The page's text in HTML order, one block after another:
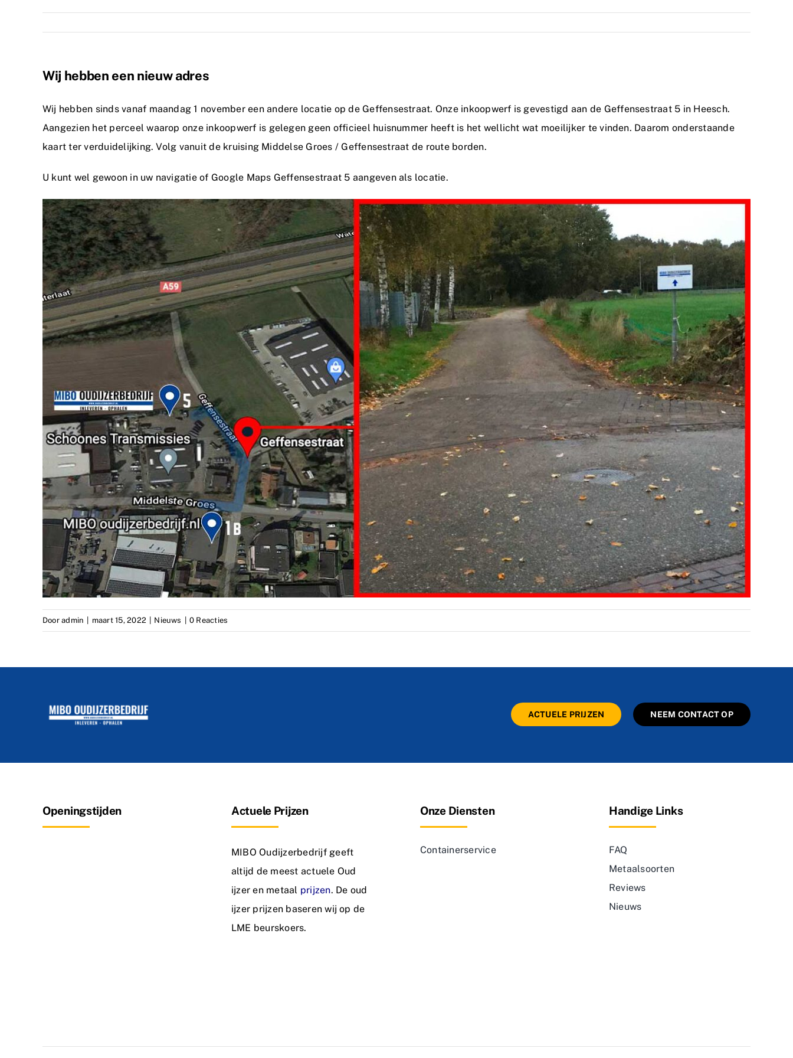
Wij hebben een nieuw adres
Wij hebben sinds vanaf maandag 1 november een andere locatie op de Geffensestraat. Onze inkoopwerf is gevestigd aan de Geffensestraat 5 in Heesch.
Aangezien het perceel waarop onze inkoopwerf is gelegen geen officieel huisnummer heeft is het wellicht wat moeilijker te vinden. Daarom onderstaande
kaart ter verduidelijking. Volg vanuit de kruising Middelse Groes / Geffensestraat de route borden.
U kunt wel gewoon in uw navigatie of Google Maps Geffensestraat 5 aangeven als locatie.
Dooradmin maart 15, 2022 Nieuws 0 Reacties
ACTUELE PRIJZEN NEEM CONTACT OP
Openingstijden Actuele Prijzen
MIBO Oudijzerbedrijf geeft
altijd de meest actuele Oud
ijzer en metaal prijzen. De oud
ijzer prijzen baseren wij op de
LME beurskoers.
Onze Diensten
Containerservice
Handige Links
FAQ
Metaalsoorten
Reviews
Nieuws